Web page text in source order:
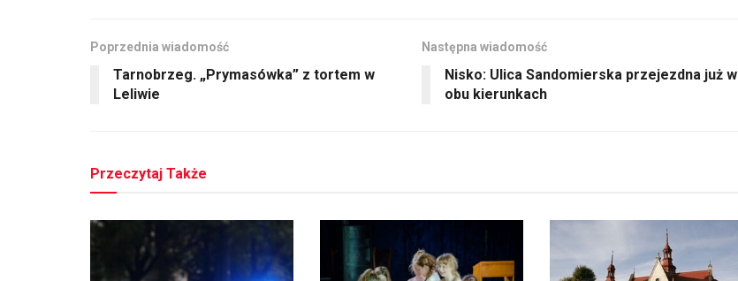
Poprzednia wiadomość
Tarnobrzeg. „Prymasówka” z tortem w
Leliwie
Następna wiadomość
Nisko: Ulica Sandomierska przejezdna już w
obu kierunkach
Przeczytaj Także